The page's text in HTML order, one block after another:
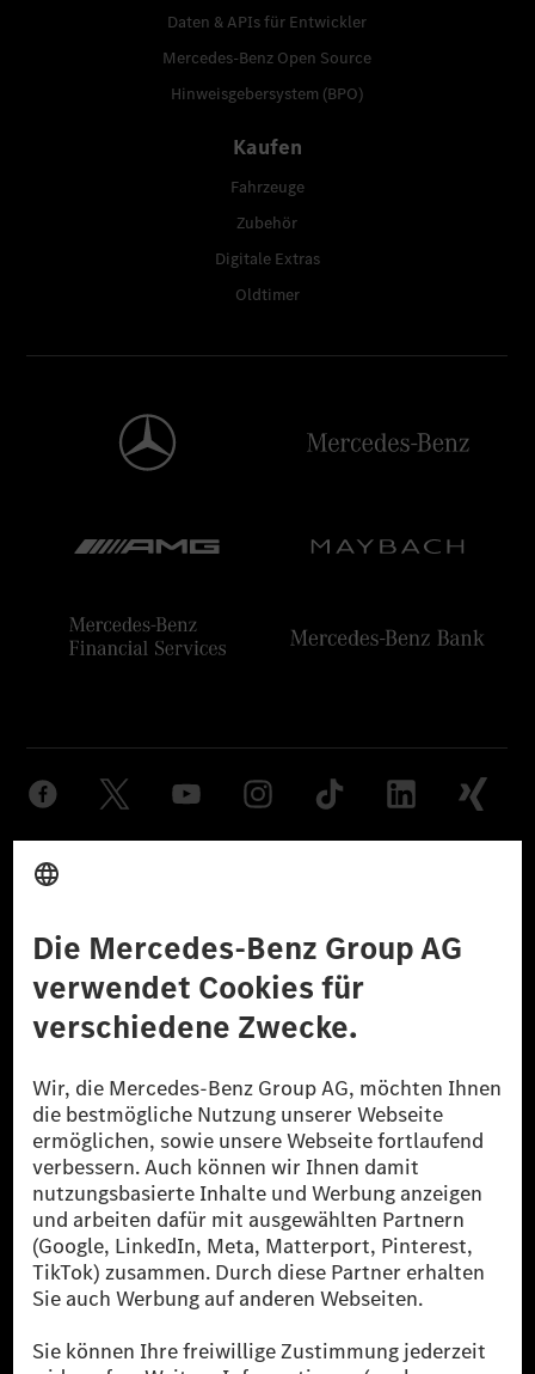
Daten & APIs für Entwickler
Mercedes-Benz Open Source
Hinweisgebersystem (BPO)
Kaufen
Fahrzeuge
Zubehör
Digitale Extras
Oldtimer
© 2026 Mercedes-Benz Group AG. Alle Rechte vorbehalten.
reduzierte CO₂-Emissionen bei der Mercedes-Benz Group durch
zertifizierte Ausgleichsprojekte kompensiert werden.
[2] Renewable Charging ist ein integraler Bestandteil von MB.CHARGE
Public in Europa, den USA, Kanada und China. Sofern an der jeweiligen
Ladestation noch kein Strom aus erneuerbaren Energien vorliegt,
verwendet Renewable Charging Grünstromzertifikate*. Diese stellen
sicher, dass für Ladevorgänge über MB.CHARGE Public eine äquivalente
Strommenge aus erneuerbaren Energien ins Stromnetz eingespeist wird.
Sie stammen ausschließlich aus Wind- und Solarkraftanlagen, die jünger
als sechs Jahre sind.
* Inkl. EKOenergy Ökolabel
* Die angegebenen Werte wurden nach dem vorgeschriebenen
Messverfahren WLTP (Worldwide harmonised Light vehicles Test